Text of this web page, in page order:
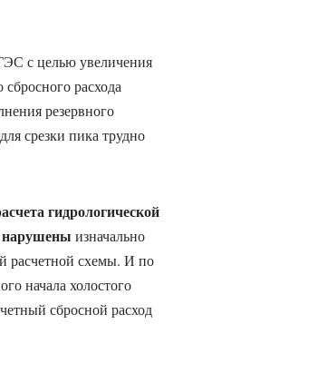
с целью увеличения
расхода
резервного
срезки пика трудно
гидрологической
нарушены изначально
расчетной схемы. И по
начала холостого
сбросной расход